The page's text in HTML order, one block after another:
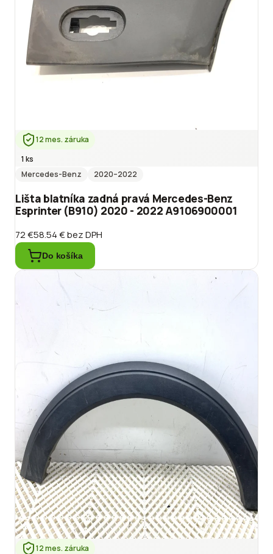
12 mes. záruka
1 ks
Mercedes-Benz
2020–2022
Lišta blatníka zadná pravá Mercedes-Benz
Esprinter (B910) 2020 - 2022 A9106900001
72 €58.54 €bez DPH
Do košíka
12 mes. záruka